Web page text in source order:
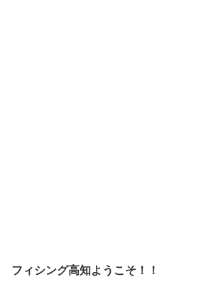
フィシング高知ようこそ！！